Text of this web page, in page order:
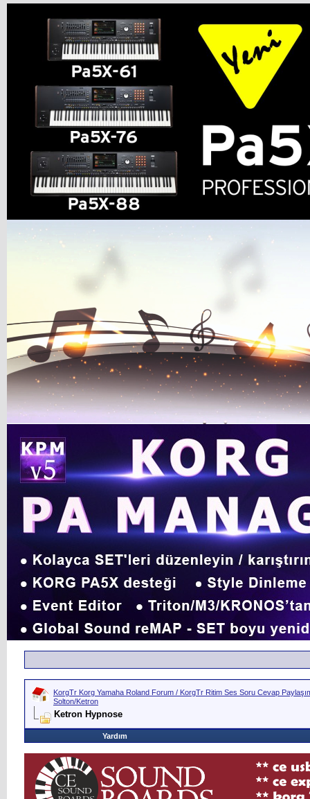
KorgTr Korg Yamaha Roland Forum / KorgTr Ritim Ses Soru Cevap
Solton/Ketron
Ketron Hypnose
Yardım